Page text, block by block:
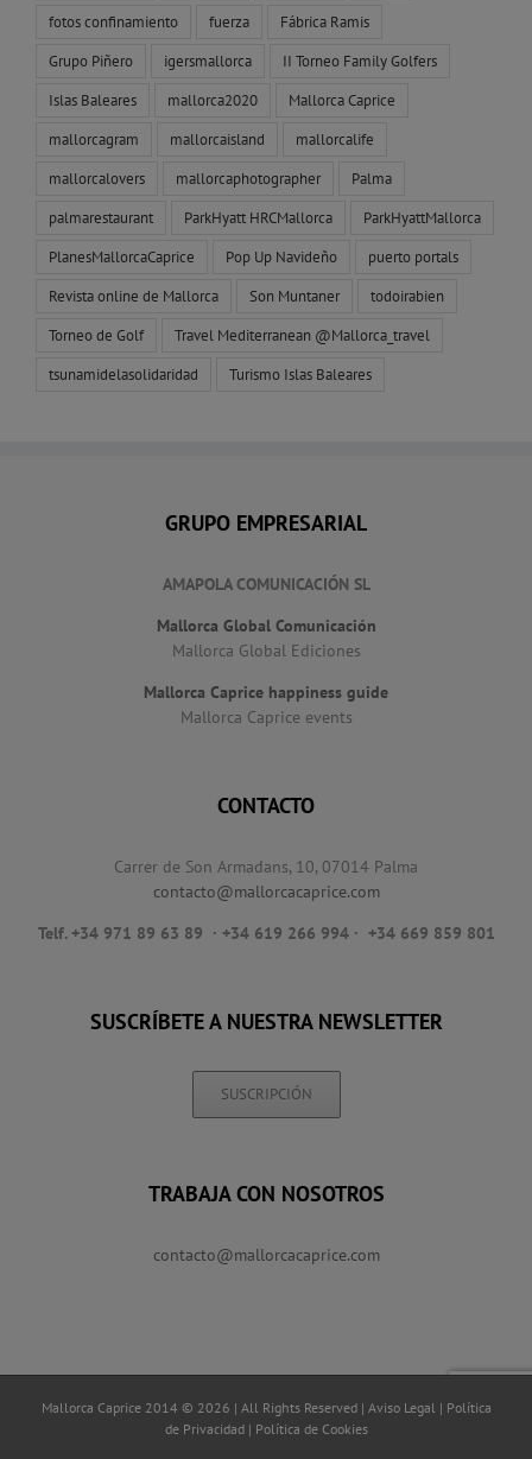
fotos confinamiento fuerza Fábrica Ramis
Grupo Piñero igersmallorca II Torneo Family Golfers
Islas Baleares mallorca2020 Mallorca Caprice
mallorcagram mallorcaisland mallorcalife
mallorcalovers mallorcaphotographer Palma
palmarestaurant ParkHyatt HRCMallorca ParkHyattMallorca
PlanesMallorcaCaprice Pop Up Navideño puerto portals
Revista online de Mallorca Son Muntaner todoirabien
Torneo de Golf Travel Mediterranean @Mallorca_travel
tsunamidelasolidaridad Turismo Islas Baleares
GRUPO EMPRESARIAL
AMAPOLA COMUNICACIÓN SL
Mallorca Global Comunicación
Mallorca Global Ediciones
Mallorca Caprice happiness guide
Mallorca Caprice events
CONTACTO
Carrer de Son Armadans, 10, 07014 Palma
contacto@mallorcacaprice.com
Telf. +34 971 89 63 89 · +34 619 266 994 · +34 669 859 801
SUSCRÍBETE A NUESTRA NEWSLETTER
SUSCRIPCIÓN
TRABAJA CON NOSOTROS
contacto@mallorcacaprice.com
Mallorca Caprice 2014 © 2026 | All Rights Reserved | Aviso Legal | Política
de Privacidad| Política de Cookies